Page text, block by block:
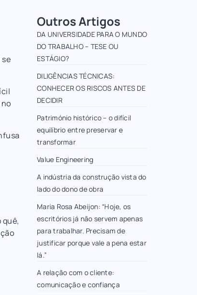
quê,
Outros Artigos
DA UNIVERSIDADE PARA O MUNDO
DO TRABALHO – TESE OU
ESTÁGIO?
DILIGÊNCIAS TÉCNICAS:
CONHECER OS RISCOS ANTES DE
DECIDIR
Património histórico – o difícil
equilíbrio entre preservar e
transformar
Value Engineering
A indústria da construção vista do
lado do dono de obra
Maria Rosa Abeijon: “Hoje, os
escritórios já não servem apenas
para trabalhar. Precisam de
justificar porque vale a pena estar
lá.”
A relação com o cliente:
comunicação e confiança